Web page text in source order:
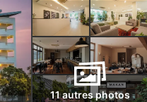
11 autres photos